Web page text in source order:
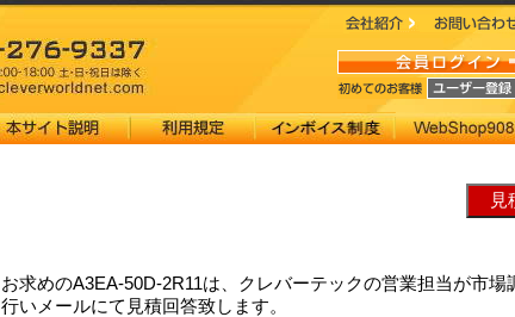
お求めのA3EA-50D-2R11は、クレバーテックの営業担当が市場
行いメールにて見積回答致します。